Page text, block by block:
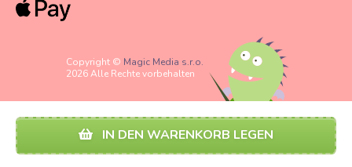
IN DEN WARENKORB LEGEN
Copyright © Magic Media s.r.o.
2026 Alle Rechte vorbehalten